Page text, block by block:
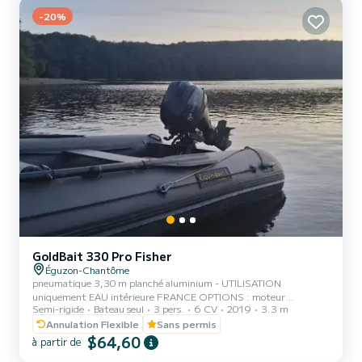
-20%
GoldBait 330 Pro Fisher
Éguzon-Chantôme
pneumatique 3,30 m planché aluminium - UTILISATION
uniquement EAU intérieure FRANCE OPTIONS : moteur
électrique + batterie, Moteur 6 cv thermique 4 temps sans
permis, remorque, écho-sondeur, gilet de sauvetages, divers
accessoires de pêche basé CENTRE de la FRANCE offrez-vous une
semaine de Pêche de rêve dans un lac grâce à cette location de
Semi-rigide Bateau seul 3 pers. 6 CV 2019
3.3 m
Annulation Flexible
Sans permis
à partir de $64,60